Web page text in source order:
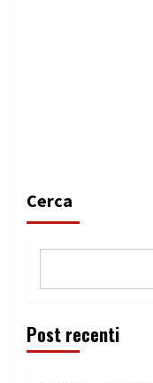
Cerca
Post recenti